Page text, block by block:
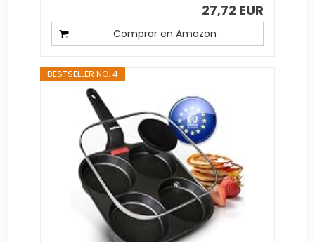
27,72 EUR
Comprar en Amazon
BESTSELLER NO. 4